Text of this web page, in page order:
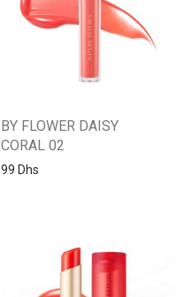
BY FLOWER DAISY
CORAL 02
99 Dhs